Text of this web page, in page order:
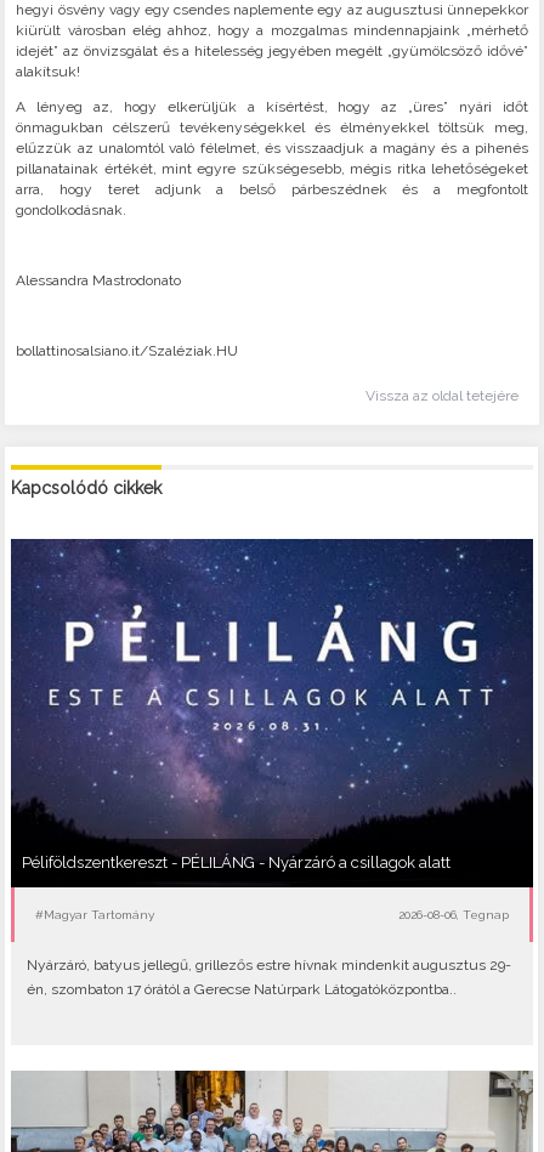
hegyi ösvény vagy egy csendes naplemente egy az augusztusi ünnepekkor
kiürült városban elég ahhoz, hogy a mozgalmas mindennapjaink „mérhető
idejét” az önvizsgálat és a hitelesség jegyében megélt „gyümölcsöző idővé”
alakítsuk!
A lényeg az, hogy elkerüljük a kísértést, hogy az „üres” nyári időt
önmagukban célszerű tevékenységekkel és élményekkel töltsük meg,
elűzzük az unalomtól való félelmet, és visszaadjuk a magány és a pihenés
pillanatainak értékét, mint egyre szükségesebb, mégis ritka lehetőségeket
arra, hogy teret adjunk a belső párbeszédnek és a megfontolt
gondolkodásnak.
Alessandra Mastrodonato
bollattinosalsiano.it/Szaléziak.HU
Vissza az oldal tetejére
Kapcsolódó cikkek
Péliföldszentkereszt - PÉLILÁNG - Nyárzáró a csillagok alatt
#Magyar Tartomány 2026-08-06, Tegnap
Nyárzáró, batyus jellegű, grillezős estre hívnak mindenkit augusztus 29-
én, szombaton 17 órától a Gerecse Natúrpark Látogatóközpontba..